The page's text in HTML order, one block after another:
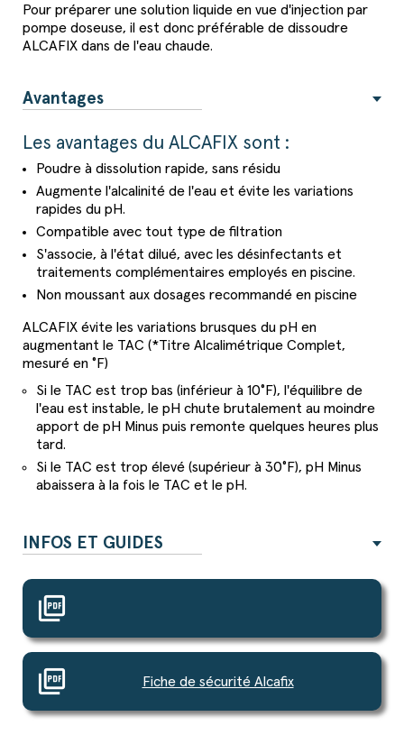
Pour préparer une solution liquide en vue d'injection par
pompe doseuse, il est donc préférable de dissoudre
ALCAFIX dans de l'eau chaude.
Avantages
Les avantages du ALCAFIX sont :
Poudre à dissolution rapide, sans résidu
Augmente l'alcalinité de l'eau et évite les variations
rapides du pH.
Compatible avec tout type de filtration
S'associe, à l'état dilué, avec les désinfectants et
traitements complémentaires employés en piscine.
Non moussant aux dosages recommandé en piscine
ALCAFIX évite les variations brusques du pH en
augmentant le TAC (*Titre Alcalimétrique Complet,
mesuré en °F)
Si le TAC est trop bas (inférieur à 10°F), l'équilibre de
l'eau est instable, le pH chute brutalement au moindre
apport de pH Minus puis remonte quelques heures plus
tard.
Si le TAC est trop élevé (supérieur à 30°F), pH Minus
abaissera à la fois le TAC et le pH.
INFOS ET GUIDES
picture_as_pdf
picture_as_pdf
Fiche de sécurité Alcafix